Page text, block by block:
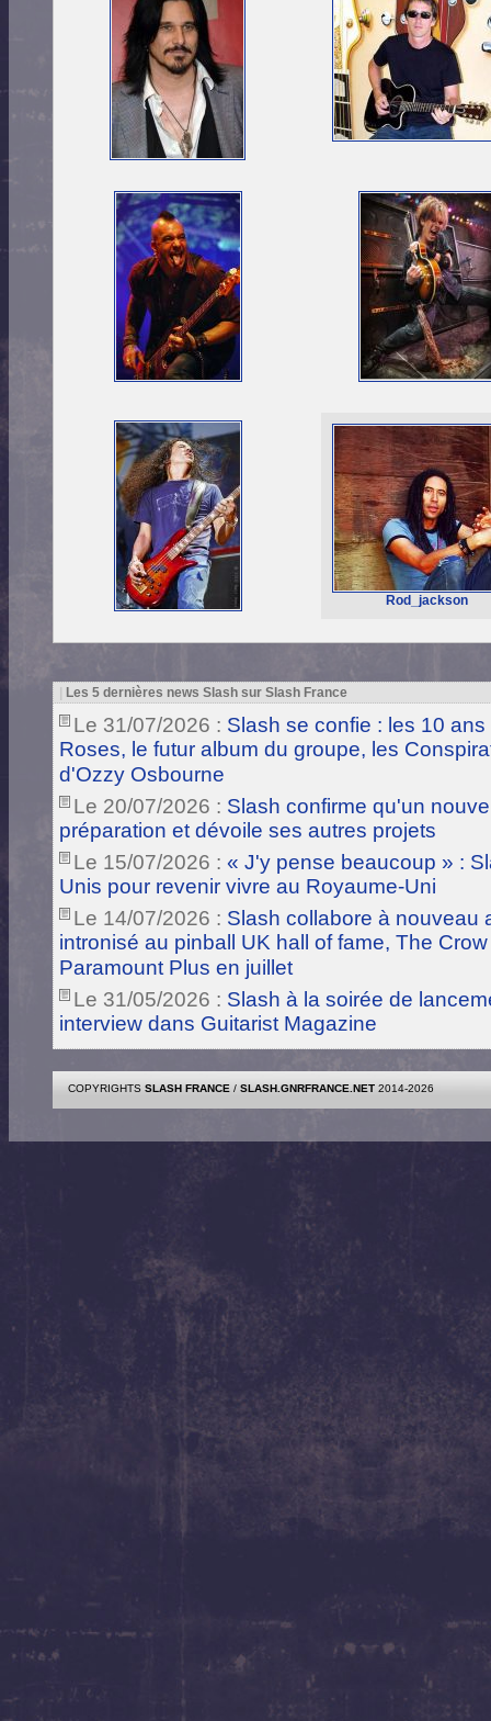
Rod_jackson
Les 5 dernières news Slash sur Slash France
Le 31/07/2026 : Slash se confie : les 10
Roses, le futur album du groupe, les
d'Ozzy Osbourne
Le 20/07/2026 : Slash confirme qu'un
préparation et dévoile ses autres projets
Le 15/07/2026 : « J'y pense beaucoup » :
Unis pour revenir vivre au Royaume-Uni
Le 14/07/2026 : Slash collabore à nouveau
intronisé au pinball UK hall of fame, The
Paramount Plus en juillet
Le 31/05/2026 : Slash à la soirée de
interview dans Guitarist Magazine
COPYRIGHTS SLASH FRANCE / SLASH.GNRFRANCE.NET 2014-2026